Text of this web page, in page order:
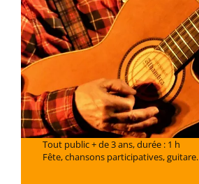
Tout public + de 3 ans, durée : 1 h
Fête, chansons participatives, guitare.